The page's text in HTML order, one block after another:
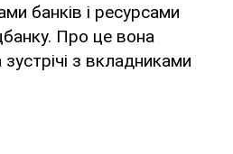
банків і ресурсами
Про це вона
з вкладниками